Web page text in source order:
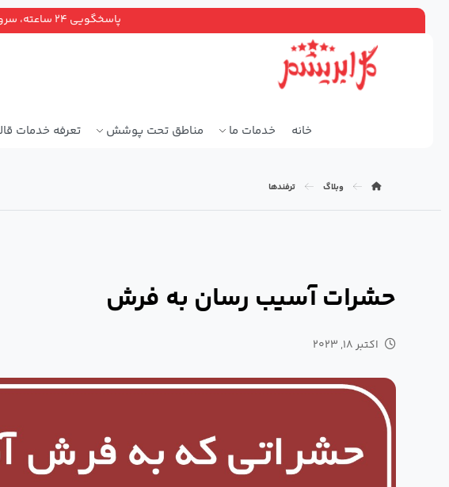
پاسخگویی ۲۴ ساعته، سرویس دهی سراسر تهران ۸۶۹۴-۰۲۱ (۳۰ خط) ۸۸۹۲۷۰۰۰ (۲۰ خط)
خانه خدمات ما مناطق تحت پوشش تعرفه خدمات
وبلاگ ترفندها
حشرات آسیب رسان به فرش
اکتبر ۱۸, ۲۰۲۳